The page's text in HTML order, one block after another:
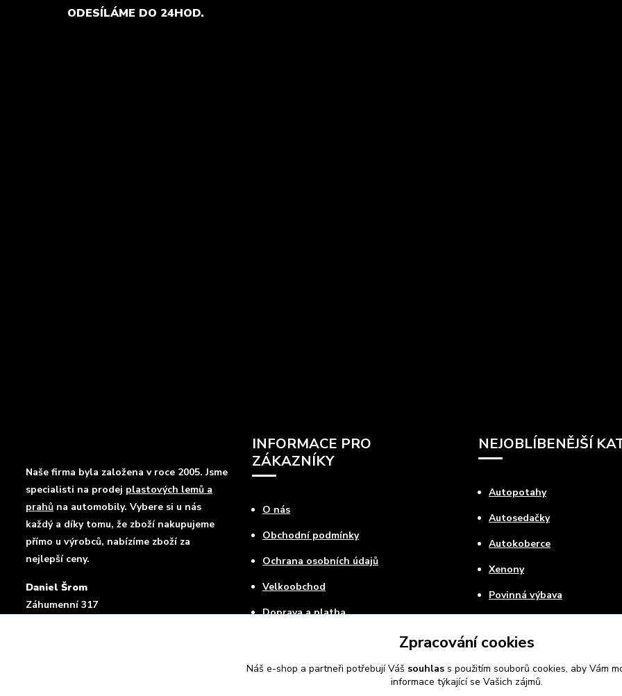
ODESÍLÁME DO 24HOD.
Naše firma byla založena v roce 2005. Jsme
specialisti na prodej plastových lemů a
prahů na automobily. Vybere si u nás
každý a díky tomu, že zboží nakupujeme
přímo u výrobců, nabízíme zboží za
nejlepší ceny.
Daniel Šrom
Záhumenní 317
INFORMACE PRO
ZÁKAZNÍKY
O nás
Obchodní podmínky
Ochrana osobních údajů
Velkoobchod
Doprava a platba
Kontakty
NEJOBLÍBENĚJŠÍ
Autopotahy
Autosedačky
Autokoberce
Xenony
Povinná výbava
Zpracování cookies
Náš e-shop a partneři potřebují Váš souhlass použitím souborů cookies, aby Vám
informace týkající se Vašich zájmů.